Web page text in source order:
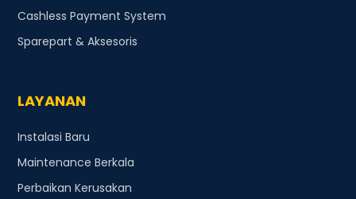
Cashless Payment System
Sparepart & Aksesoris
LAYANAN
Instalasi Baru
Maintenance Berkala
Perbaikan Kerusakan